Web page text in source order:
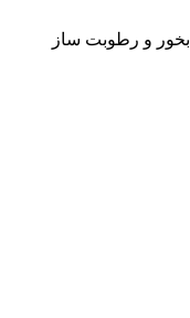
بخور و رطوبت ساز